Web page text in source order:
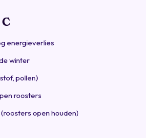
energieverlies
winter
pollen)
roosters
open houden)